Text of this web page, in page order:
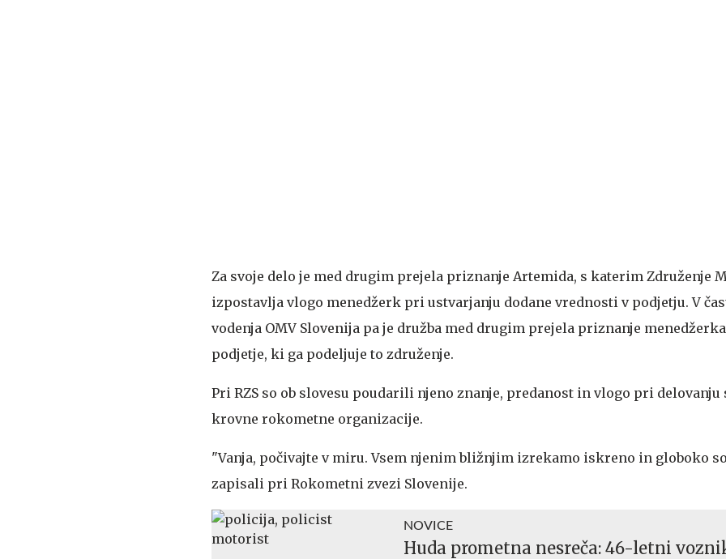
Za svoje delo je med drugim prejela priznanje Artemida, s katerim Združenje
izpostavlja vlogo menedžerk pri ustvarjanju dodane vrednosti v podjetju. V
vodenja OMV Slovenija pa je družba med drugim prejela priznanje
podjetje, ki ga podeljuje to združenje.
Pri RZS so ob slovesu poudarili njeno znanje, predanost in vlogo pri delovanju
krovne rokometne organizacije.
"Vanja, počivajte v miru. Vsem njenim bližnjim izrekamo iskreno in globoko
zapisali pri Rokometni zvezi Slovenije.
NOVICE
Huda prometna nesreča: 46-letni